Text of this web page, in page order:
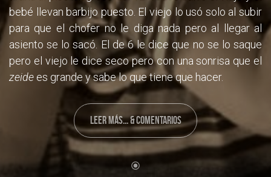
bebé llevan barbijo puesto. El viejo lo usó solo al subir
para que el chofer no le diga nada pero al llegar al
asiento se lo sacó. El de 6 le dice que no se lo saque
pero el viejo le dice seco pero con una sonrisa que el
zeide es grande y sabe lo que tiene que hacer.
LEER MÁS... & COMENTARIOS